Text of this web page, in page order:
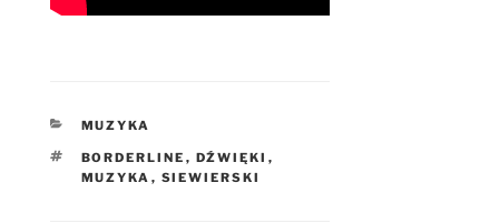
KATEGORIE
MUZYKA
TAGI
BORDERLINE , DŹWIĘKI ,
MUZYKA , SIEWIERSKI